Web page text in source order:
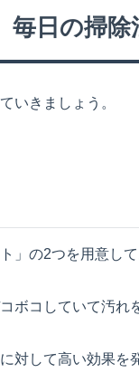
毎日の掃除
いきましょう。
」の2つを用意して
ボコしていて汚れ
対して高い効果を